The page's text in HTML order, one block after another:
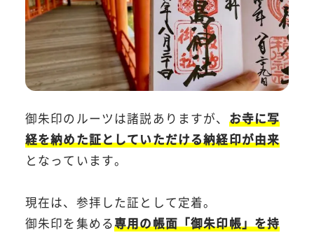
御朱印のルーツは諸説ありますが、 お寺に写
経を納めた証としていただける納経印が由来
となっています。
現在は、参拝した証として定着。
御朱印を集める専用の帳面「御朱印帳」を持